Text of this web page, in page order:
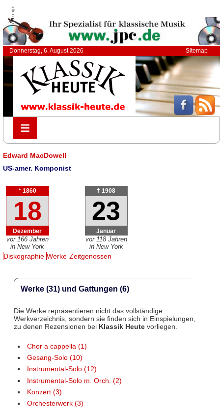
Anzeige
Donnerstag, 6. August 2026 Sitemap
≡
≡
Edward MacDowell
US-amer. Komponist
* 1860
18
Dezember
vor 166 Jahren
in New York
† 1908
23
Januar
vor 118 Jahren
in New York
Diskographie Werke Zeitgenossen
Werke (31) und Gattungen (6)
Die Werke repräsentieren nicht das vollständige
Werkverzeichnis, sondern sie finden sich in Einspielungen,
zu denen Rezensionen bei Klassik Heutevorliegen.
Chor a cappella (1)
Gesang-Solo (10)
Instrumental-Solo (12)
Instrumental-Solo m. Orch. (2)
Konzert (3)
Orchesterwerk (3)